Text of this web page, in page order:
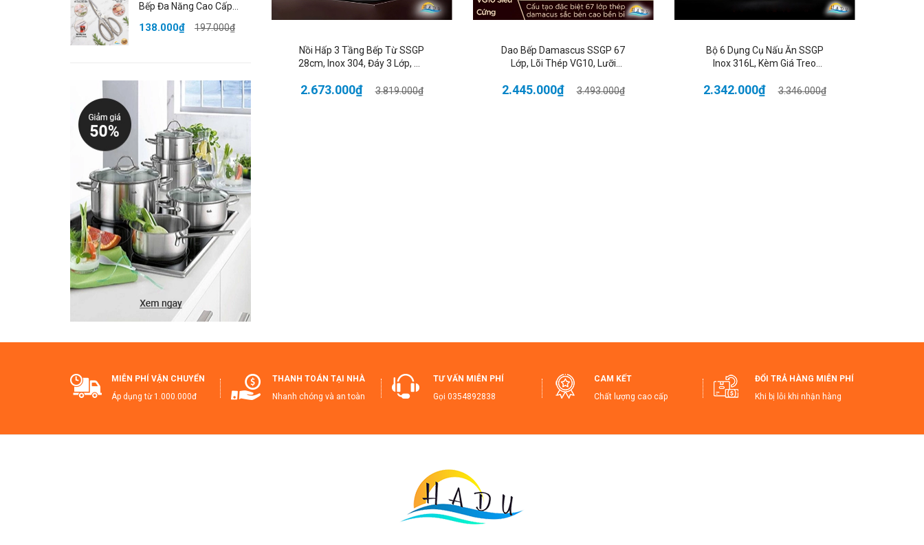
📏Kích thước: Dài 20.5cm x rộng 6cm x cao 2cm
🧪Chất liệu: Inox 304 cao cấp
🎨 Màu sắc: Như hình
Nồi Hấp 3 Tầng Bếp Từ SSGP
28cm, Inox 304, Đáy 3 Lớp, Đa
Chất Lượng LFGB Đức
2.673.000₫ 3.819.000₫
Dao Bếp Damascus SSGP 67
Lớp, Lõi Thép VG10, Lưỡi
Lượng LFGB Đức
2.445.000₫ 3.493.000₫
Bộ 6 Dụng Cụ Nấu Ăn SSGP
Inox 316L, Kèm Giá Treo
Đạt Chất Lượng LFGB Đức
2.342.000₫ 3.346.000₫
Bếp Đa Năng Cao Cấp
Lượng LFGB Đức SSGP
138.000₫ 197.000₫
MIỄN PHÍ VẬN CHUYỂN
Áp dụng từ 1.000.000đ
THANH TOÁN TẠI NHÀ
Nhanh chóng và an toàn
TƯ VẤN MIỄN PHÍ
Gọi 0354892838
CAM KẾT
Chất lượng cao cấp
ĐỔI TRẢ HÀNG MIỄN PHÍ
Khi bị lỗi khi nhận hàng